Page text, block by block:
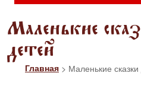
Маленькие
детей
Главная > Маленькие